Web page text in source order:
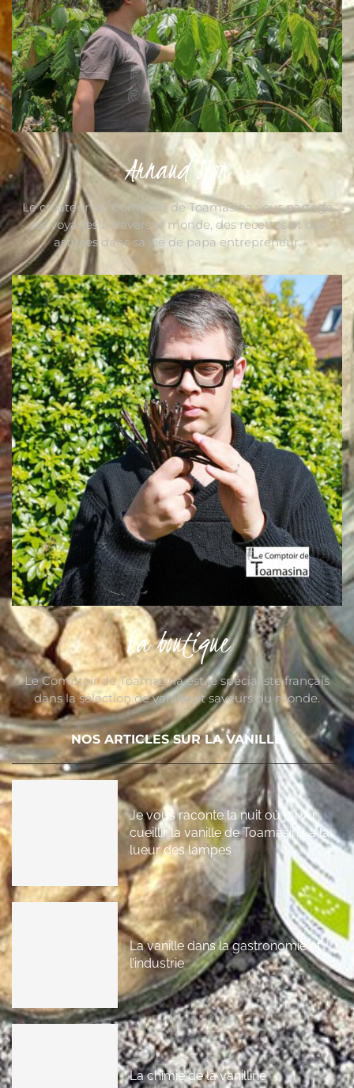
Arnaud Sion
Le créateur du Comptoir de Toamasina vous partage
ses voyages à travers le monde, des recettes et des
astuces dans sa vie de papa entrepreneur.
La boutique
Le Comptoir de Toamasina est le spécialiste français
dans la sélection de vanille et saveurs du monde.
NOS ARTICLES SUR LA VANILLE
Je vous raconte la nuit où j’ai vu
cueillir la vanille de Toamasina à la
lueur des lampes
La vanille dans la gastronomie et
l’industrie
La chimie de la vanilline